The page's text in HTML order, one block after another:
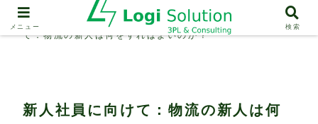
人材育成・採用・定着
新人社員に向け
て：物流の新人は何をすればよいのか？
新人社員に向けて：物流の新人は何
メニュー 検索